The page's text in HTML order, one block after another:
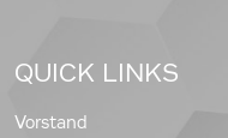
QUICK LINKS
Vorstand